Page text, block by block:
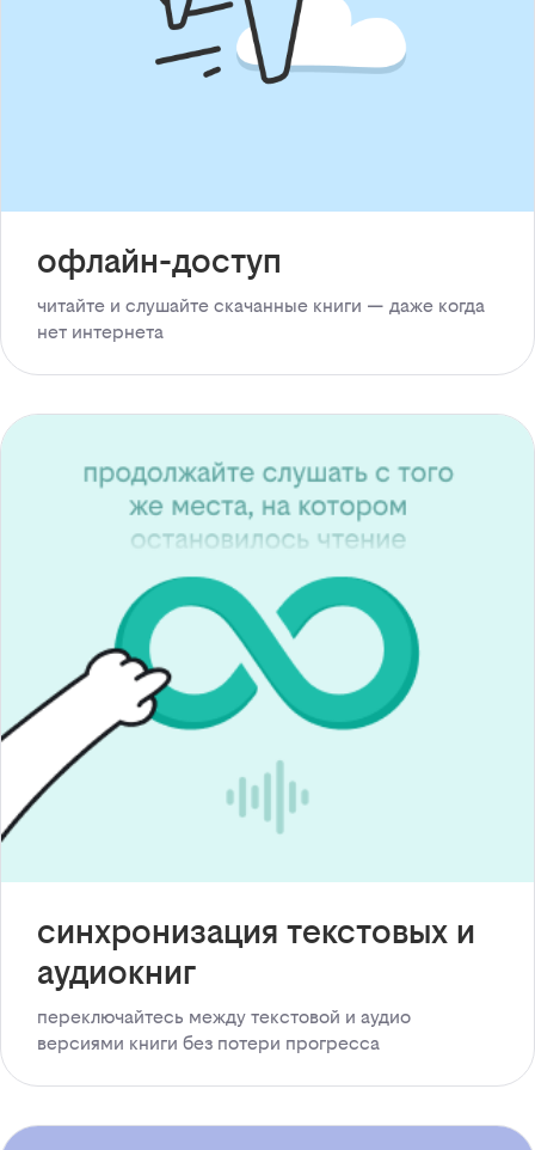
офлайн-доступ
читайте и слушайте скачанные книги — даже когда
нет интернета
синхронизация текстовых и
аудиокниг
переключайтесь между текстовой и аудио
версиями книги без потери прогресса